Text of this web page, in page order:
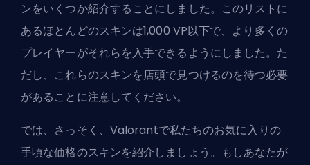
ンをいくつか紹介することにしました。このリストに
あるほとんどのスキンは1,000 VP以下で、より多くの
プレイヤーがそれらを入手できるようにしました。た
だし、これらのスキンを店頭で見つけるのを待つ必要
があることに注意してください。
では、さっそく、Valorantで私たちのお気に入りの
手頃な価格のスキンを紹介しましょう。もしあなたが